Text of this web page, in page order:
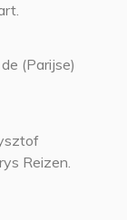
(Parijse)
Reizen.